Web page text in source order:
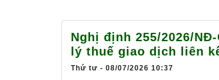
Nghị định 255/2026/
lý thuế giao dịch liên
Thứ tư - 08/07/2026 10:37